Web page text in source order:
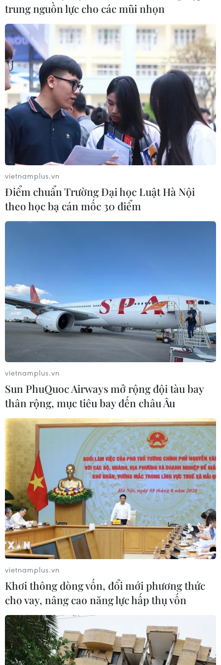
nguyên nhân khiến đám cháy khó kiểm soát và một số
biện pháp mà lực lượng chữa cháy có thể thực hiện để
khống chế đám cháy sớm hơn.
Vụ cháy Nhà thờ Đức Bà: Thế giới chung
nước Pháp trong vụ hỏa hoạn tại Nhà thờ Đức Bà ở
trung tâm thủ đô Paris, đồng thời đề xuất chung tay xây
dựng lại biểu tượng văn hóa này.
trung nguồn lực cho các mũi nhọn
vietnamplus.vn
Điểm chuẩn Trường Đại học Luật Hà Nội
theo học bạ cán mốc 30 điểm
vietnamplus.vn
Sun PhuQuoc Airways mở rộng đội tàu bay
thân rộng, mục tiêu bay đến châu Âu
vietnamplus.vn
Khơi thông dòng vốn, đổi mới phương thức
cho vay, nâng cao năng lực hấp thụ vốn